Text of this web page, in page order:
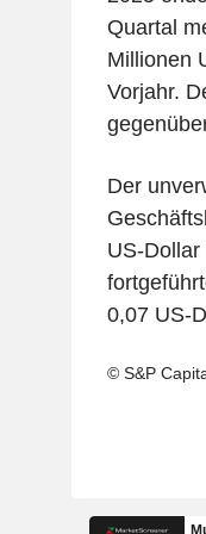
Quartal
Millionen
Vorjahr.
Der
US-Dollar
0,07 US-
© S&P